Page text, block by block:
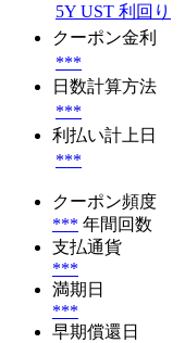
5Y UST 利回り
クーポン金利
***
日数計算方法
***
利払い計上日
***
クーポン頻度
*** 年間回数
支払通貨
***
満期日
***
早期償還日